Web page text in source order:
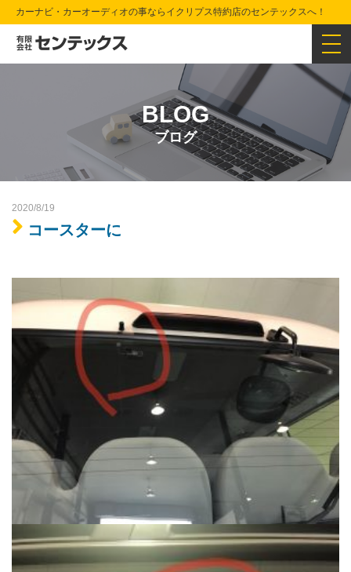
カーナビ・カーオーディオの事ならイクリプス特約店のセンテックスへ！
BLOG
ブログ
2020/8/19
コースターに